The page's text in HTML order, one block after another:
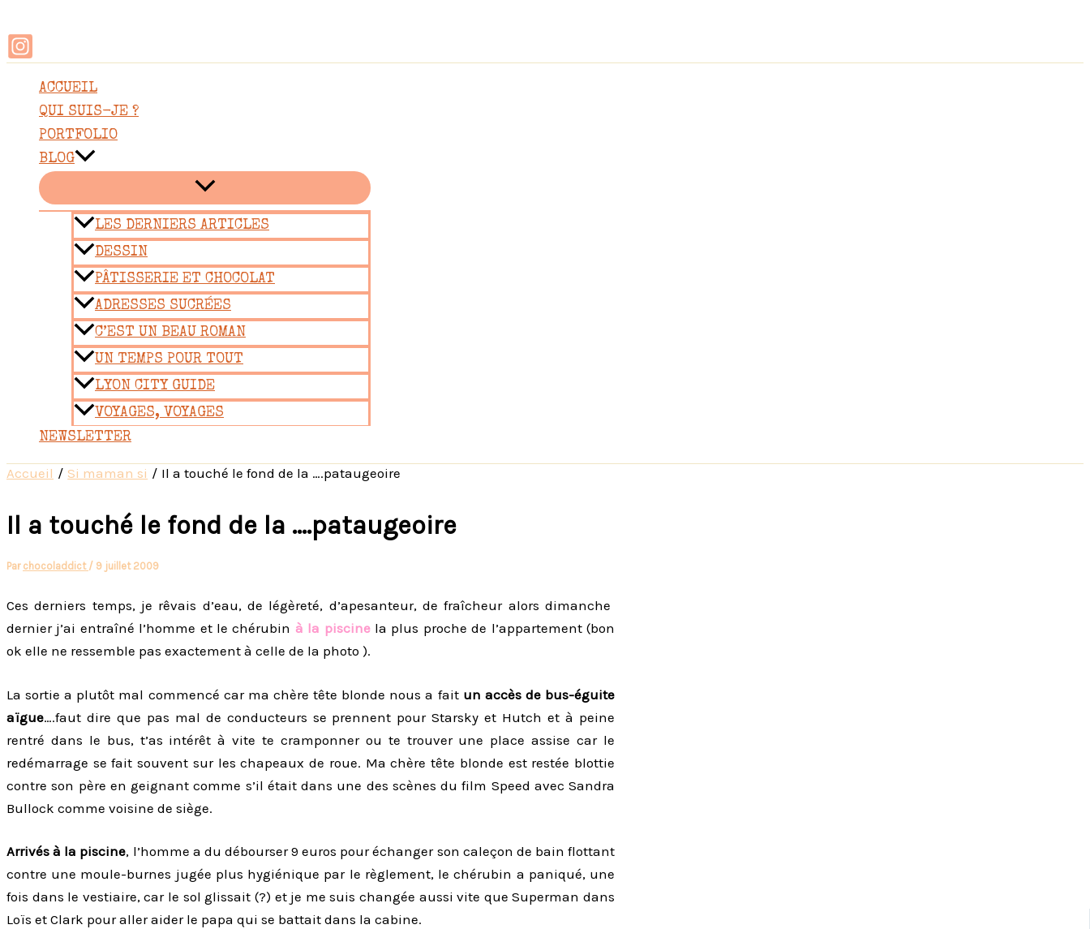
au
contenu
ACCUEIL
QUI SUIS-JE ?
PORTFOLIO
BLOG
LES DERNIERS ARTICLES
DESSIN
PÂTISSERIE ET CHOCOLAT
ADRESSES SUCRÉES
C’EST UN BEAU ROMAN
UN TEMPS POUR TOUT
LYON CITY GUIDE
VOYAGES, VOYAGES
NEWSLETTER
Accueil Si maman si Il a touché le fond de la ….pataugeoire
Il a touché le fond de la ….pataugeoire
Par chocoladdict / 9 juillet 2009
Ces derniers temps, je rêvais d’eau, de légèreté, d’apesanteur, de fraîcheur alors dimanche
dernier j’ai entraîné l’homme et le chérubin à la piscinela plus proche de l’appartement (bon
ok elle ne ressemble pas exactement à celle de la photo ).
La sortie a plutôt mal commencé car ma chère tête blonde nous a fait un accès de bus-éguite
aïgue….faut dire que pas mal de conducteurs se prennent pour Starsky et Hutch et à peine
rentré dans le bus, t’as intérêt à vite te cramponner ou te trouver une place assise car le
redémarrage se fait souvent sur les chapeaux de roue. Ma chère tête blonde est restée blottie
contre son père en geignant comme s’il était dans une des scènes du film Speed avec Sandra
Bullock comme voisine de siège.
Arrivés à la piscine, l’homme a du débourser 9 euros pour échanger son caleçon de bain flottant
contre une moule-burnes jugée plus hygiénique par le règlement, le chérubin a paniqué, une
fois dans le vestiaire, car le sol glissait (?) et je me suis changée aussi vite que Superman dans
Loïs et Clark pour aller aider le papa qui se battait dans la cabine.